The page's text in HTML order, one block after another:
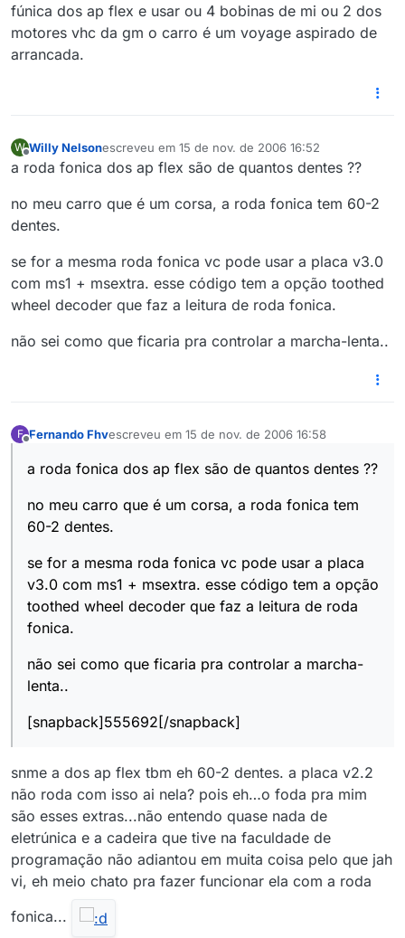
fúnica dos ap flex e usar ou 4 bobinas de mi ou 2 dos
motores vhc da gm o carro é um voyage aspirado de
arrancada.
W
Offline
Willy Nelsonescreveu em 15 de nov. de 2006 16:52
última edição por
a roda fonica dos ap flex são de quantos dentes ??
no meu carro que é um corsa, a roda fonica tem 60-2
dentes.
se for a mesma roda fonica vc pode usar a placa v3.0
com ms1 + msextra. esse código tem a opção toothed
wheel decoder que faz a leitura de roda fonica.
não sei como que ficaria pra controlar a marcha-lenta..
F Fernando Fhvescreveu em 15 de nov. de 2006 16:58
última edição por
a roda fonica dos ap flex são de quantos dentes ??
no meu carro que é um corsa, a roda fonica tem
60-2 dentes.
se for a mesma roda fonica vc pode usar a placa
v3.0 com ms1 + msextra. esse código tem a opção
toothed wheel decoder que faz a leitura de roda
fonica.
não sei como que ficaria pra controlar a marcha-
lenta..
[snapback]555692[/snapback]
snme a dos ap flex tbm eh 60-2 dentes. a placa v2.2
não roda com isso ai nela? pois eh…o foda pra mim
são esses extras...não entendo quase nada de
eletrúnica e a cadeira que tive na faculdade de
programação não adiantou em muita coisa pelo que jah
vi, eh meio chato pra fazer funcionar ela com a roda
fonica...